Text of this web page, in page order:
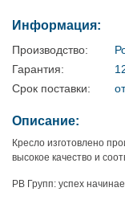
Информация:
Производство:
Гарантия:
Срок поставки:
Описание:
Кресло изготовлено
высокое качество и
РВ Групп: успех